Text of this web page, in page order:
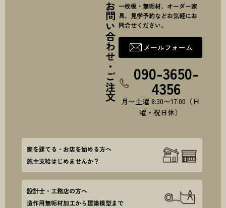
お問い合わせ・ご注文 一枚板・無垢材、オーダー家
具、見学予約などお気軽にお
問合せください。
メールフォーム
090-3650-
4356
月〜土曜 8:30〜17:00（日
曜・祝日休）
家を建てる・お店を始める方へ
施主支給はじめませんか？
設計士・工務店の方へ
造作用無垢材加工から建築模型まで